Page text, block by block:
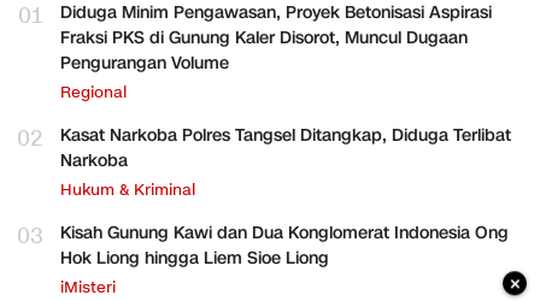
01
Diduga Minim Pengawasan, Proyek Betonisasi Aspirasi
Fraksi PKS di Gunung Kaler Disorot, Muncul Dugaan
Pengurangan Volume
Regional
02
Kasat Narkoba Polres Tangsel Ditangkap, Diduga Terlibat
Narkoba
Hukum & Kriminal
03
Kisah Gunung Kawi dan Dua Konglomerat Indonesia Ong
Hok Liong hingga Liem Sioe Liong
iMisteri ×